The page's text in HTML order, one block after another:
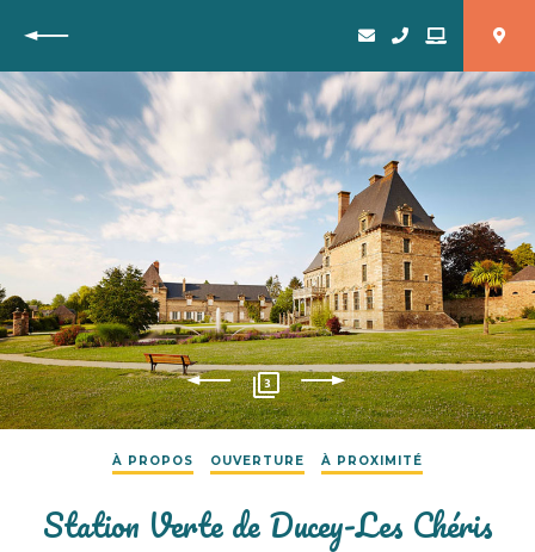
Retour
3
À PROPOS OUVERTURE À PROXIMITÉ
Station Verte de Ducey-Les Chéris